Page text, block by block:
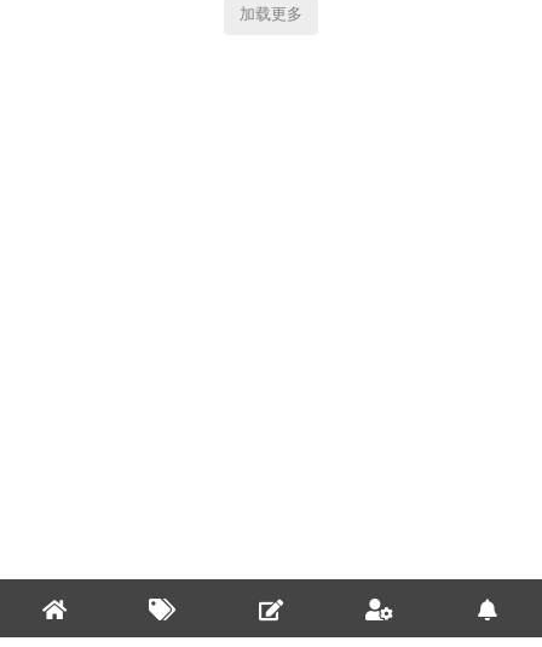
加载更多